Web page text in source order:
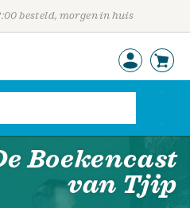
besteld, morgen in huis
Boekencast
van Tjip